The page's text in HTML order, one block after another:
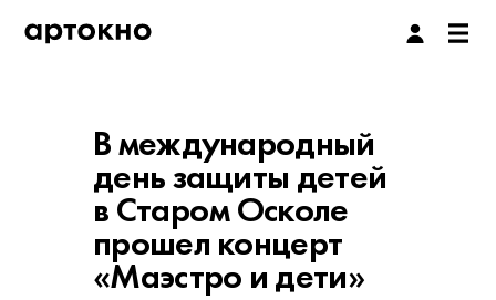
В международный
день защиты детей
в Старом Осколе
прошел концерт
«Маэстро и дети»